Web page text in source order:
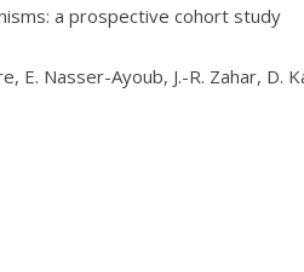
a prospective cohort study
E. Nasser-Ayoub, J.-R. Zahar, D.